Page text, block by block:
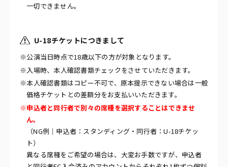
一切できません。
U-18チケットにつきまして
※公演当日時点で18歳以下の方が対象となります。
※入場時、本人確認書類チェックをさせていただきます。
※本人確認書類はコピー不可で、原本提示できない場合は一般
価格チケットとの差額分をお支払いいただきます。
※申込者と同行者で別々の席種を選択することはできませ
ん。
（NG例｜申込者：スタンディング・同行者：U-18チケッ
ト）
異なる席種をご希望の場合は、大変お手数ですが、申込者